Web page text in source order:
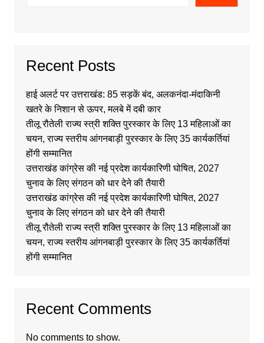
Recent Posts
हाई अलर्ट पर उत्तराखंड: 85 सड़कें बंद, अलकनंदा-मंदाकिनी
खतरे के निशान से ऊपर, मलबे में दबी कार
तीलू रौतेली राज्य स्त्री शक्ति पुरस्कार के लिए 13 महिलाओं का
चयन, राज्य स्तरीय आंगनबाड़ी पुरस्कार के लिए 35 कार्यकर्तियां
होंगी सम्मानित
उत्तराखंड कांग्रेस की नई प्रदेश कार्यकारिणी घोषित, 2027
चुनाव के लिए संगठन को धार देने की तैयारी
उत्तराखंड कांग्रेस की नई प्रदेश कार्यकारिणी घोषित, 2027
चुनाव के लिए संगठन को धार देने की तैयारी
तीलू रौतेली राज्य स्त्री शक्ति पुरस्कार के लिए 13 महिलाओं का
चयन, राज्य स्तरीय आंगनबाड़ी पुरस्कार के लिए 35 कार्यकर्तियां
होंगी सम्मानित
Recent Comments
No comments to show.